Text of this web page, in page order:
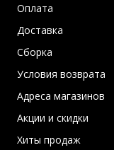
Оплата
Доставка
Сборка
Условия возврата
Адреса магазинов
Акции и скидки
Хиты продаж